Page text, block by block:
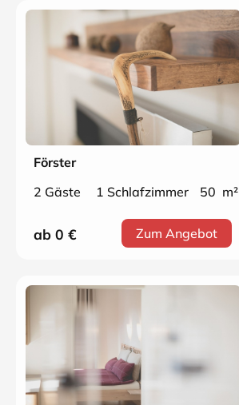
Förster
2 Gäste
1 Schlafzimmer 50 m²
ab 0 € Zum Angebot